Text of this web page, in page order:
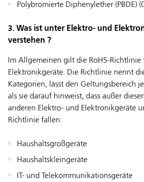
Polybromierte Diphenylether (PBDE)
3. Was ist unter Elektro- und
verstehen ?
Im Allgemeinen gilt die RoHS-Richtlinie
Elektronikgeräte. Die Richtlinie nennt
Kategorien, lässt den Geltungsbereich
als sie darauf hinweist, dass außer
anderen Elektro- und Elektronikgeräte
Richtlinie fallen:
Haushaltsgroßgeräte
Haushaltskleingeräte
IT- und Telekommunikationsgeräte